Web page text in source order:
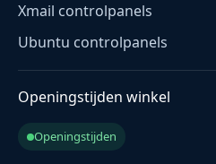
Xmail controlpanels
Ubuntu controlpanels
Openingstijden winkel
Openingstijden